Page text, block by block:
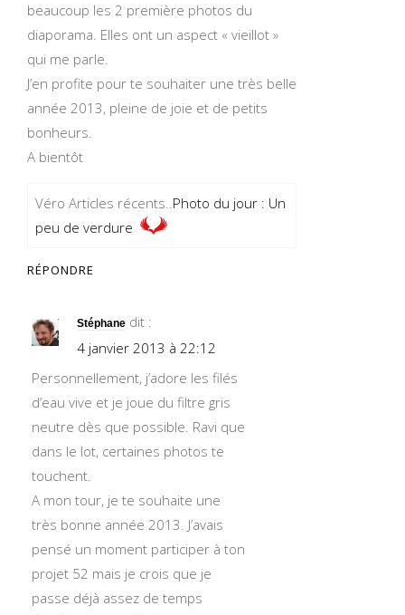
beaucoup les 2 première photos du
diaporama. Elles ont un aspect « vieillot »
qui me parle.
J’en profite pour te souhaiter une très belle
année 2013, pleine de joie et de petits
bonheurs.
A bientôt
Véro Articles récents..Photo du jour : Un
peu de verdure
RÉPONDRE
Stéphane dit :
4 janvier 2013 à 22:12
Personnellement, j’adore les filés
d’eau vive et je joue du filtre gris
neutre dès que possible. Ravi que
dans le lot, certaines photos te
touchent.
A mon tour, je te souhaite une
très bonne année 2013. J’avais
pensé un moment participer à ton
projet 52 mais je crois que je
passe déjà assez de temps